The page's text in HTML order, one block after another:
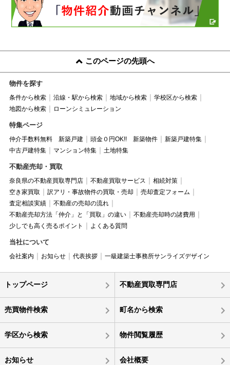
このページの先頭へ
物件を探す
条件から検索 沿線・駅から検索 地域から検索
学校区から検索
地図から検索
ローンシミュレーション
特集ページ
仲介手数料無料 新築戸建 頭金０円OK!! 新築物件
新築戸建特集
中古戸建特集
マンション特集 土地特集
不動産売却・買取
奈良県の不動産買取専門店 不動産買取サービス
相続対策
空き家買取
訳アリ・事故物件の買取・売却
売却査定フォーム
査定相談実績
不動産の売却の流れ
不動産売却方法「仲介」と「買取」の違い
不動産売却時の諸費用
少しでも高く売るポイント
よくある質問
当社について
会社案内 お知らせ 代表挨拶 一級建築士事務所サンライズデザイン
トップページ 不動産買取専門店
売買物件検索 町名から検索
学区から検索 物件閲覧履歴
お知らせ 会社概要